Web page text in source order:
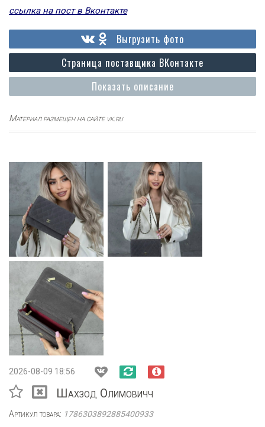
ссылка на пост в Вконтакте
Показать описание
Страница поставщика ВКонтакте
Выгрузить фото
Материал размещен на сайте vk.ru
2026-08-09 18:56
Шахзод Олимовичч
Артикул товара: 1786303892885400933